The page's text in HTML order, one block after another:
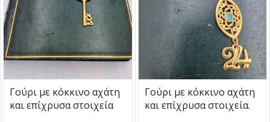
Γούρι με κόκκινο αχάτη
και επίχρυσα στοιχεία
Γούρι με κόκκινο αχάτη
και επίχρυσα στοιχεία.